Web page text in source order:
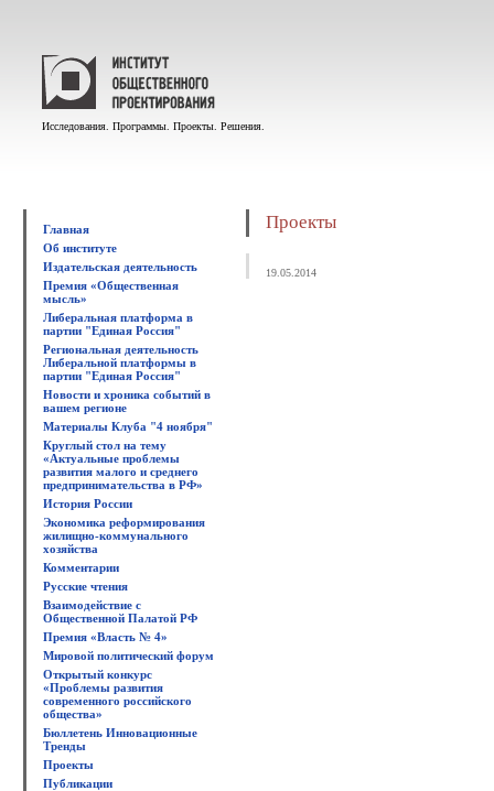
Исследования. Программы. Проекты. Решения.
Главная
Об институте
Издательская деятельность
Премия «Общественная
мысль»
Либеральная платформа в
партии "Единая Россия"
Региональная деятельность
Либеральной платформы в
партии "Единая Россия"
Новости и хроника событий в
вашем регионе
Материалы Клуба "4 ноября"
Круглый стол на тему
«Актуальные проблемы
развития малого и среднего
предпринимательства в РФ»
История России
Экономика реформирования
жилищно-коммунального
хозяйства
Комментарии
Русские чтения
Взаимодействие с
Общественной Палатой РФ
Премия «Власть № 4»
Мировой политический форум
Открытый конкурс
«Проблемы развития
современного российского
общества»
Бюллетень Инновационные
Тренды
Проекты
Публикации
Проекты
19.05.2014